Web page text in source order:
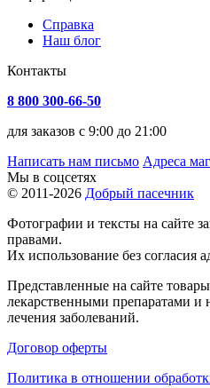
Справка
Наш блог
Контакты
8 800 300-66-50
для заказов с 9:00 до 21:00
Написать нам письмо Адреса
Мы в соцсетях
© 2011-2026 Добрый пасечник
Фотографии и тексты на сайте
правами.
Их использование без согласия
Представленные на сайте
лекарственными препаратами и
лечения заболеваний.
Договор оферты
Политика в отношении